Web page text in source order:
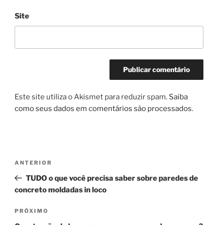
Site
Este site utiliza o Akismet para reduzir spam. Saiba
como seus dados em comentários são processados.
Navegação
Post
Post
anterior
ANTERIOR
TUDO o que você precisa saber sobre paredes de
concreto moldadas in loco
Próximo
PRÓXIMO